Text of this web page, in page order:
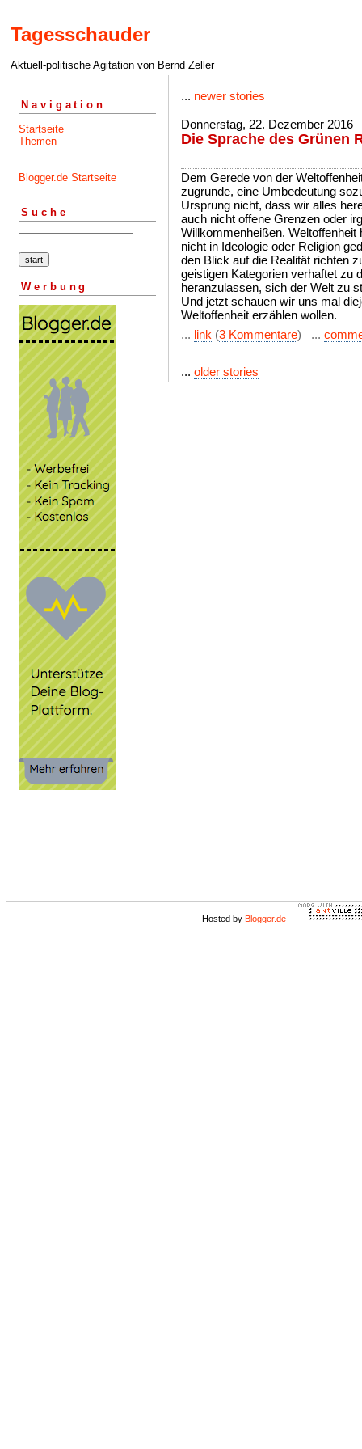
Tagesschauder
Aktuell-politische Agitation von Bernd Zeller
Navigation
Startseite
Themen
Blogger.de Startseite
Suche
Werbung
... newer stories
Donnerstag, 22. Dezember 2016
Die Sprache des Grünen
Dem Gerede von der
zugrunde, eine Umbedeutung
Ursprung nicht, dass wir alles
auch nicht offene Grenzen oder
Willkommenheißen.
nicht in Ideologie oder Religion
den Blick auf die Realität richten
geistigen Kategorien verhaftet zu
heranzulassen, sich der Welt zu
Und jetzt schauen wir uns mal
Weltoffenheit erzählen wollen.
... link (3 Kommentare) ...
... older stories
Hosted by Blogger.de -